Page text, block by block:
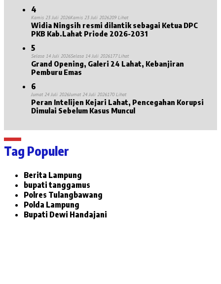
4
Kamis 23 Juli 2026Kamis 23 Juli 2026209 Lihat
Widia Ningsih resmi dilantik sebagai Ketua DPC
PKB Kab.Lahat Priode 2026-2031
5
Selasa 14 Juli 2026Selasa 14 Juli 2026177 Lihat
Grand Opening, Galeri 24 Lahat, Kebanjiran
Pemburu Emas
6
Jumat 24 Juli 2026Jumat 24 Juli 2026170 Lihat
Peran Intelijen Kejari Lahat, Pencegahan Korupsi
Dimulai Sebelum Kasus Muncul
Tag Populer
Berita Lampung
bupati tanggamus
Polres Tulangbawang
Polda Lampung
Bupati Dewi Handajani